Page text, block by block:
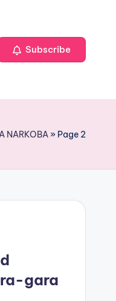
Subscribe
NARKOBA» Page 2
gara